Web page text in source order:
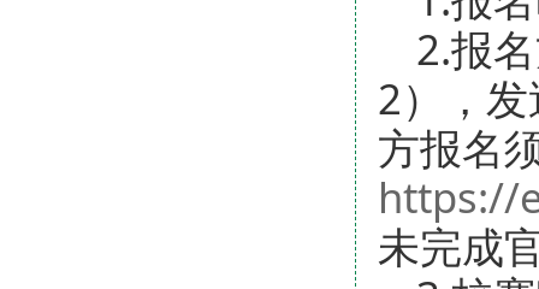
2.报
2），
方报名
https://
未完成